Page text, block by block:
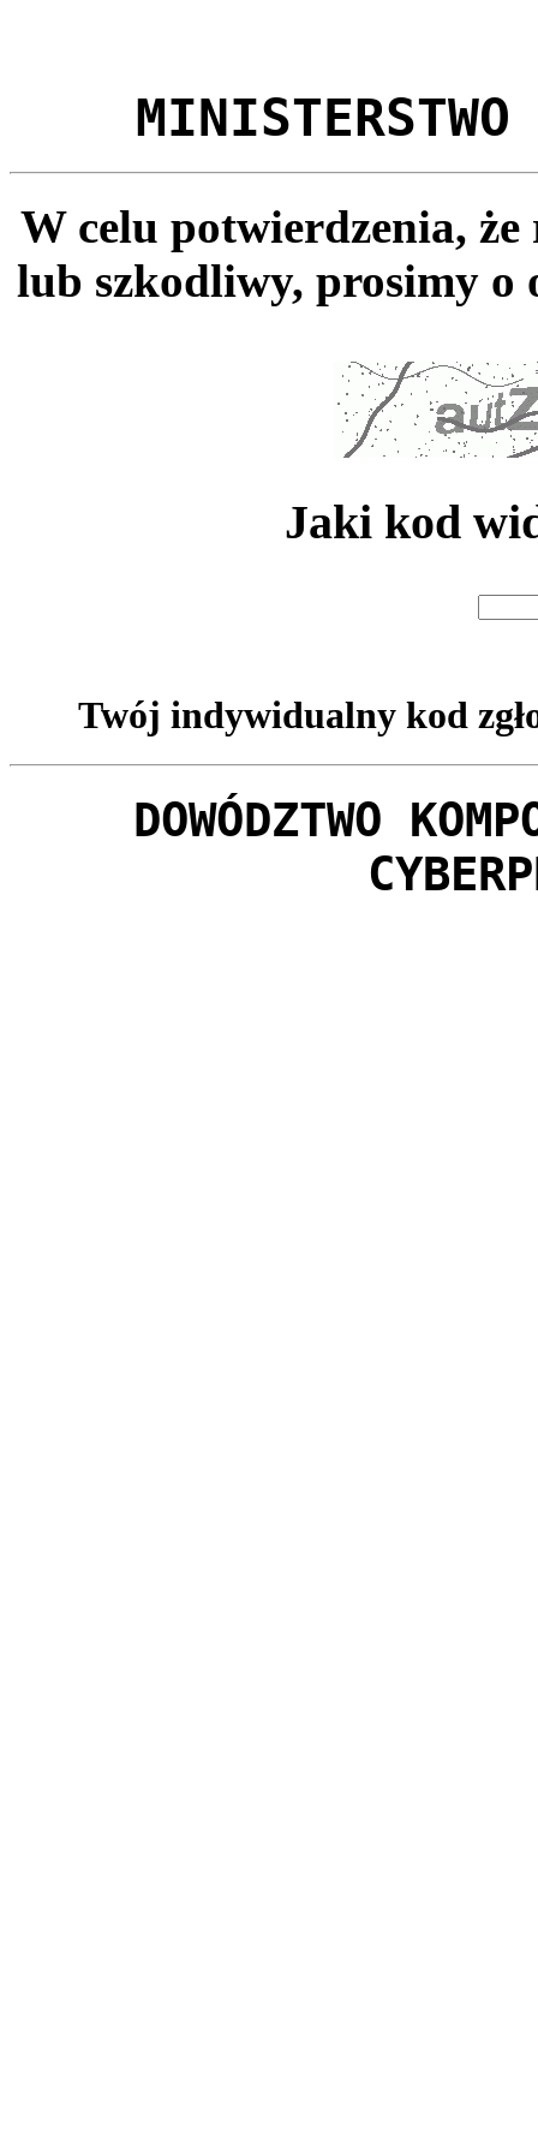
MINISTERSTWO
W celu potwierdzenia,
lub szkodliwy, prosimy o
Jaki kod
Twój indywidualny kod
DOWÓDZTWO